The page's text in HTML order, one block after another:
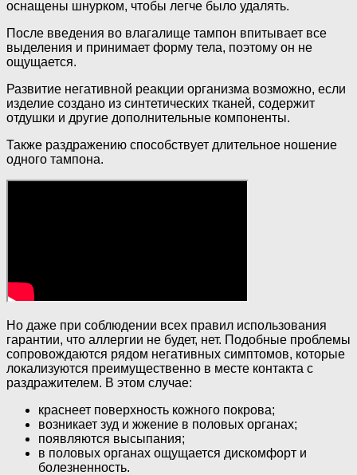
оснащены шнурком, чтобы легче было удалять.
После введения во влагалище тампон впитывает все
выделения и принимает форму тела, поэтому он не
ощущается.
Развитие негативной реакции организма возможно, если
изделие создано из синтетических тканей, содержит
отдушки и другие дополнительные компоненты.
Также раздражению способствует длительное ношение
одного тампона.
Но даже при соблюдении всех правил использования
гарантии, что аллергии не будет, нет. Подобные проблемы
сопровождаются рядом негативных симптомов, которые
локализуются преимущественно в месте контакта с
раздражителем. В этом случае:
краснеет поверхность кожного покрова;
возникает зуд и жжение в половых органах;
появляются высыпания;
в половых органах ощущается дискомфорт и
болезненность.